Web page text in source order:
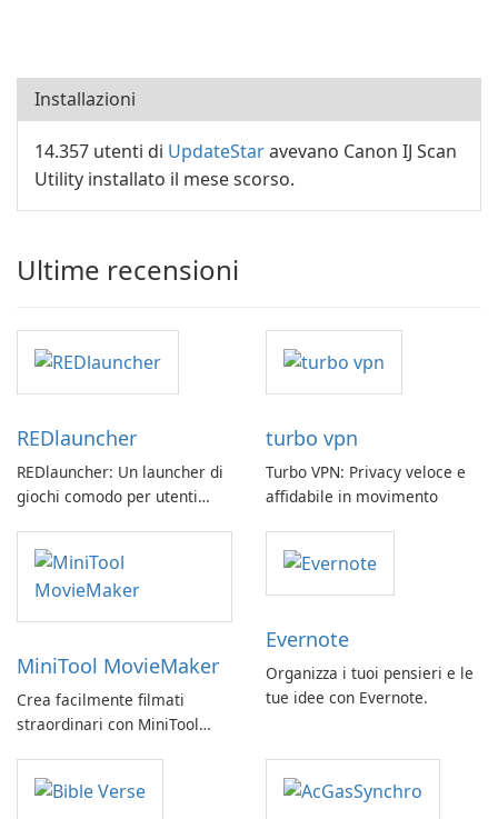
Installazioni
14.357 utenti di UpdateStaravevano Canon IJ Scan
Utility installato il mese scorso.
Ultime recensioni
REDlauncher
REDlauncher: Un launcher di
giochi comodo per utenti
turbo vpn
Turbo VPN: Privacy veloce e
affidabile in movimento
MiniTool MovieMaker
Crea facilmente filmati
straordinari con MiniTool
Evernote
Organizza i tuoi pensieri e le
tue idee con Evernote.